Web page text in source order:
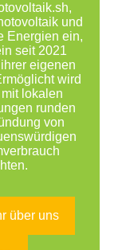
und
Energien ein,
seit 2021
eigenen
wird
lokalen
runden
von
über uns